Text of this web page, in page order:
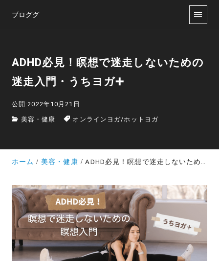
ブロググ
ADHD必見！瞑想で迷走しないための
迷走入門・うちヨガ➕
公開:2022年10月21日
美容・健康 オンラインヨガ/ホットヨガ
ホーム 美容・健康 ADHD必見！瞑想で迷走しないための迷走入門・うちヨガ➕